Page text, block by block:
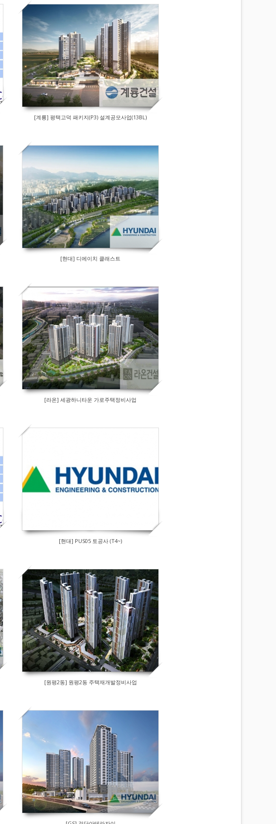
[계룡] 평택고덕 패키지(P3) 설계공모사업(13BL)
[현대] 디에이치 클래스트
[라온] 세광하니타운 가로주택정비사업
[현대] PUS05 토공사 (T4~)
[원평2동] 원평2동 주택재개발정비사업